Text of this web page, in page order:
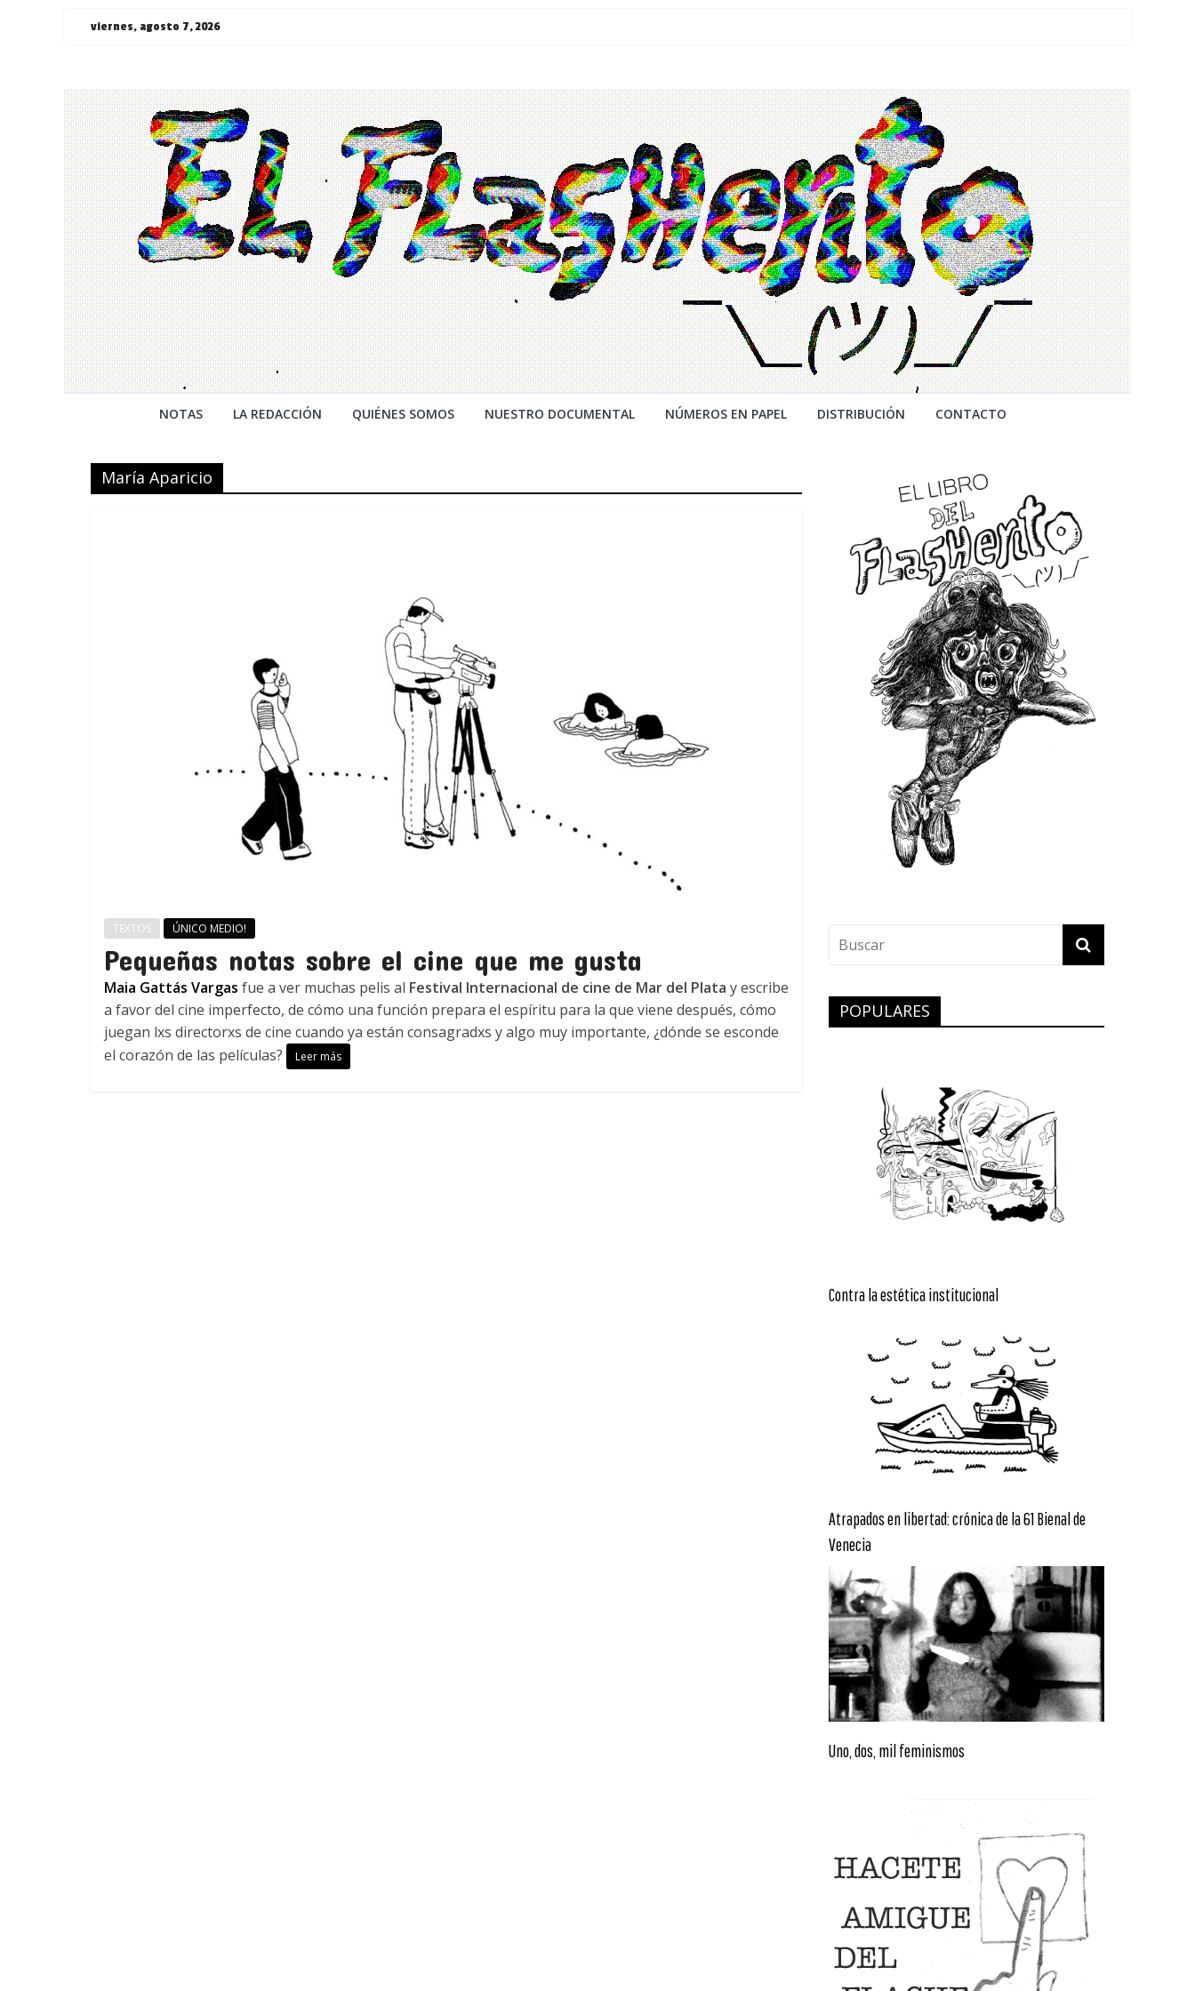
Saltarviernes, agosto 7, 2026
¯\_(ツ)_/
¯
NOTAS LA REDACCIÓN QUIÉNES SOMOS NUESTRO DOCUMENTAL NÚMEROS EN PAPEL DISTRIBUCIÓN CONTACTO
María Aparicio
TEXTOS ÚNICO MEDIO!
Pequeñas notas sobre el cine que me gusta
Maia Gattás Vargas fue a ver muchas pelis al Festival Internacional de cine de Mar del Plata y escribe
a favor del cine imperfecto, de cómo una función prepara el espíritu para la que viene después, cómo
juegan lxs directorxs de cine cuando ya están consagradxs y algo muy importante, ¿dónde se esconde
el corazón de las películas?
Leer más
POPULARES
Contra la estética institucional
Atrapados en libertad: crónica de la 61 Bienal de
Venecia
Uno, dos, mil feminismos